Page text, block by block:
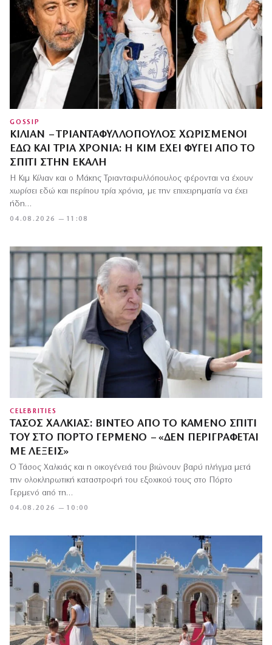
GOSSIP
ΚΊΛΙΑΝ – ΤΡΙΑΝΤΑΦΥΛΛΌΠΟΥΛΟΣ ΧΩΡΙΣΜΈΝΟΙ
ΕΔΏ ΚΑΙ ΤΡΊΑ ΧΡΌΝΙΑ: Η ΚΙΜ ΈΧΕΙ ΦΎΓΕΙ ΑΠΌ ΤΟ
ΣΠΊΤΙ ΣΤΗΝ ΕΚΆΛΗ
04.08.2026 — 11:08
Η Κιμ Κίλιαν και ο Μάκης Τριανταφυλλόπουλος φέρονται να έχουν
χωρίσει εδώ και περίπου τρία χρόνια, με την επιχειρηματία να έχει
ήδη…
CELEBRITIES
ΤΆΣΟΣ ΧΑΛΚΙΆΣ: ΒΊΝΤΕΟ ΑΠΌ ΤΟ ΚΑΜΈΝΟ ΣΠΊΤΙ
ΤΟΥ ΣΤΟ ΠΌΡΤΟ ΓΕΡΜΕΝΌ – «ΔΕΝ ΠΕΡΙΓΡΆΦΕΤΑΙ
ΜΕ ΛΈΞΕΙΣ»
04.08.2026 — 10:00
Ο Τάσος Χαλκιάς και η οικογένειά του βιώνουν βαρύ πλήγμα μετά
την ολοκληρωτική καταστροφή του εξοχικού τους στο Πόρτο
Γερμενό από τη…